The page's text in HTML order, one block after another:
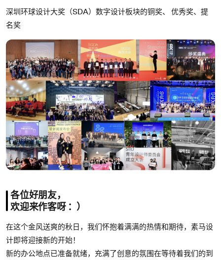
深圳环球设计⼤奖（SDA）数字设计板块的铜奖、 优秀奖、提
名奖
各位好朋友，
欢迎来作客呀 ：）
在这个金风送爽的秋日，我们怀抱着满满的热情和期待，素马设
计即将迎接新的开始！
新的办公地点已准备就绪，充满了创意的氛围在等待着我们的到